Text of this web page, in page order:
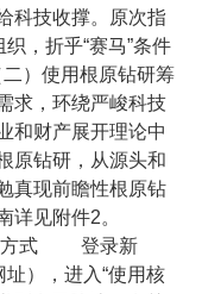
科技收撑。原次指
，折乎“赛马”条件
使用根原钻研筹
求，环绕严峻科技
和财产展开理论中
原钻研，从源头和
真现前瞻性根原钻
详见附件2。
式
登录新
址），进入“使用核